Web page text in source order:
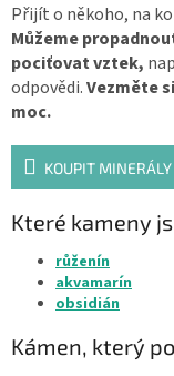
Přijít o někoho, na
Můžeme
pociťovat vztek,
odpovědi.Vezměte
moc.
KOUPIT
Které kameny
růženín
akvamarín
obsidián
Kámen, který